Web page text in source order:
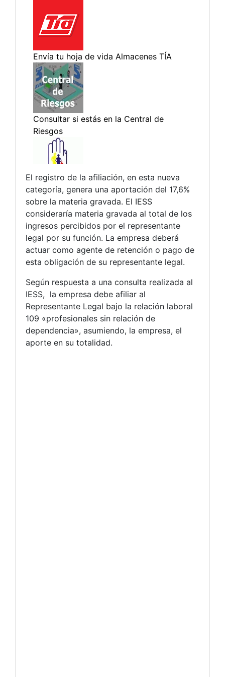
El registro de la afiliación, en esta nueva
categoría, genera una aportación del 17,6%
sobre la materia gravada. El IESS
consideraría materia gravada al total de los
ingresos percibidos por el representante
legal por su función. La empresa deberá
actuar como agente de retención o pago de
esta obligación de su representante legal.
Según respuesta a una consulta realizada al
IESS, la empresa debe afiliar al
Representante Legal bajo la relación laboral
109 «profesionales sin relación de
dependencia», asumiendo, la empresa, el
aporte en su totalidad.